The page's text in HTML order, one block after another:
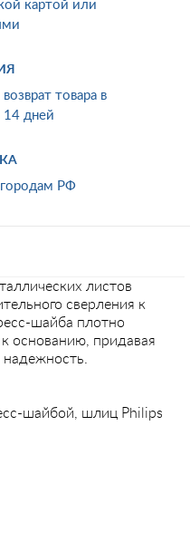
картой или
товара в
14 дней
РФ
листов
сверления к
шайба плотно
основанию, придавая
шайбой, шлиц Philips